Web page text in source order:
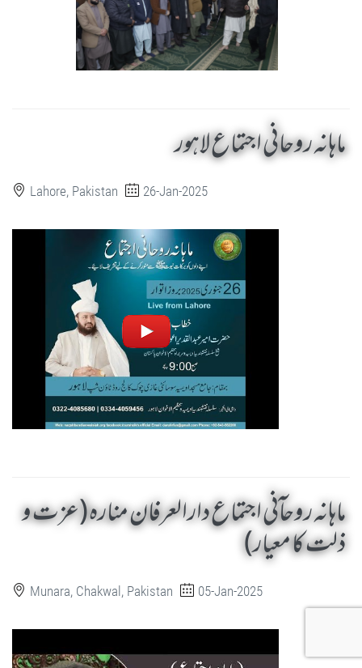
ماہانہ روحانی اجتماع لاہور
Lahore, Pakistan 26-Jan-2025
ماہانہ روحآنی اجتماع دارالعرفان منارہ (عزت و
ذلت کا معیار)
Munara, Chakwal, Pakistan 05-Jan-2025